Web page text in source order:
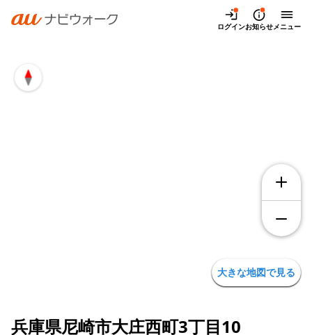
兵庫県尼崎市大庄西町3丁目10の地図・アクセス | auナビウ
ログインお知らせメニュー
大きな地図で見る
兵庫県尼崎市大庄西町3丁目10